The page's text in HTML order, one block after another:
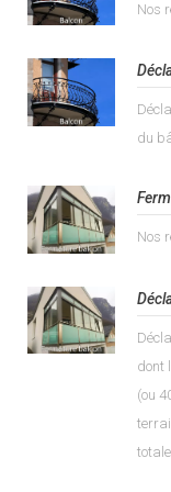
Nos
du
Nos
dont
(ou